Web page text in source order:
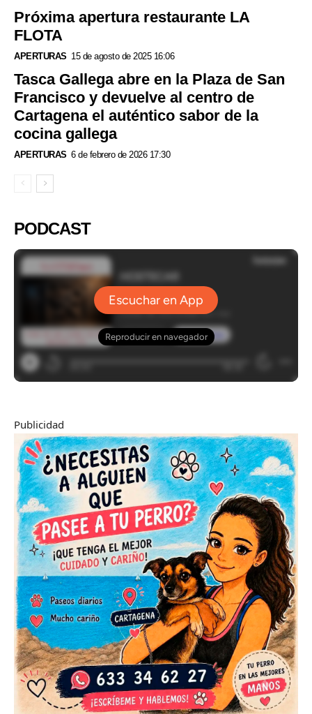
Próxima apertura restaurante LA
FLOTA
APERTURAS 15 de agosto de 2025 16:06
Tasca Gallega abre en la Plaza de San
Francisco y devuelve al centro de
Cartagena el auténtico sabor de la
cocina gallega
APERTURAS 6 de febrero de 2026 17:30
PODCAST
Publicidad